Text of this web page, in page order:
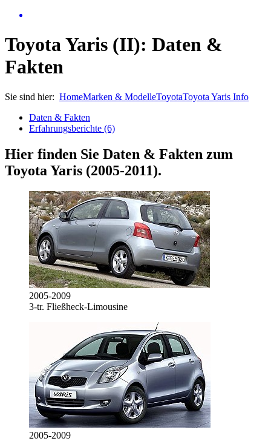
Toyota Yaris (II): Daten &
Fakten
Sie sind hier: HomeMarken & ModelleToyotaToyota Yaris Info
Daten & Fakten
Erfahrungsberichte (6)
Hier finden Sie Daten & Fakten zum
Toyota Yaris (2005-2011).
2005-2009
3-tr. Fließheck-Limousine
2005-2009